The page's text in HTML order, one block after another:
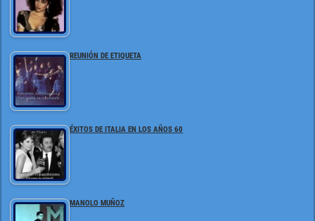
REUNIÓN DE ETIQUETA
ÉXITOS DE ITALIA EN LOS AÑOS 60
MANOLO MUÑOZ